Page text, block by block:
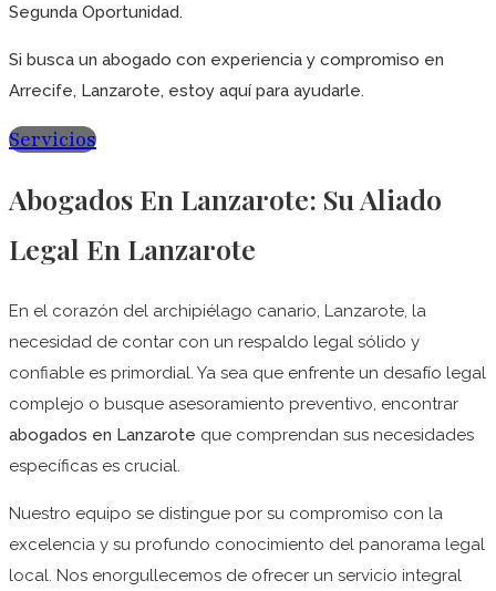
Segunda Oportunidad.
Si busca un abogado con experiencia y compromiso en
Arrecife, Lanzarote, estoy aquí para ayudarle.
Servicios
Abogados En Lanzarote: Su Aliado
Legal En Lanzarote
En el corazón del archipiélago canario, Lanzarote, la
necesidad de contar con un respaldo legal sólido y
confiable es primordial. Ya sea que enfrente un desafío legal
complejo o busque asesoramiento preventivo, encontrar
abogados en Lanzarote que comprendan sus necesidades
específicas es crucial.
Nuestro equipo se distingue por su compromiso con la
excelencia y su profundo conocimiento del panorama legal
local. Nos enorgullecemos de ofrecer un servicio integral